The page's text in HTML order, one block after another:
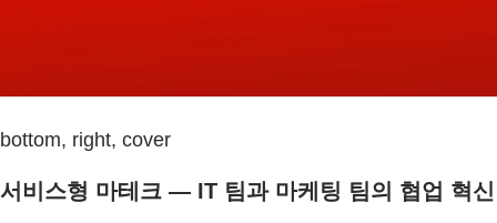
bottom, right, cover
서비스형 마테크 — IT 팀과 마케팅 팀의 협업 혁신